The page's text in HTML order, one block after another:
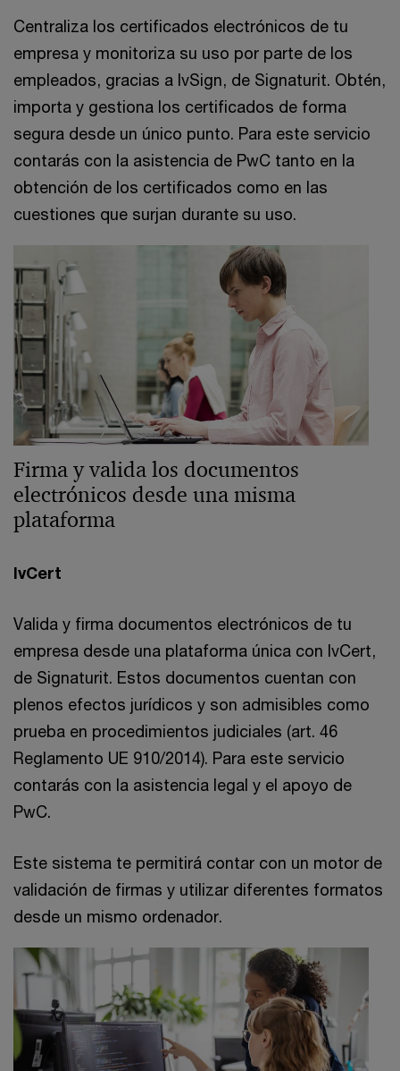
Centraliza los certificados electrónicos de tu
empresa y monitoriza su uso por parte de los
empleados, gracias a IvSign, de Signaturit. Obtén,
importa y gestiona los certificados de forma
segura desde un único punto. Para este servicio
contarás con la asistencia de PwC tanto en la
obtención de los certificados como en las
cuestiones que surjan durante su uso.
Firma y valida los documentos
electrónicos desde una misma
plataforma
IvCert
Valida y firma documentos electrónicos de tu
empresa desde una plataforma única con IvCert,
de Signaturit. Estos documentos cuentan con
plenos efectos jurídicos y son admisibles como
prueba en procedimientos judiciales (art. 46
Reglamento UE 910/2014). Para este servicio
contarás con la asistencia legal y el apoyo de
PwC.
Este sistema te permitirá contar con un motor de
validación de firmas y utilizar diferentes formatos
desde un mismo ordenador.